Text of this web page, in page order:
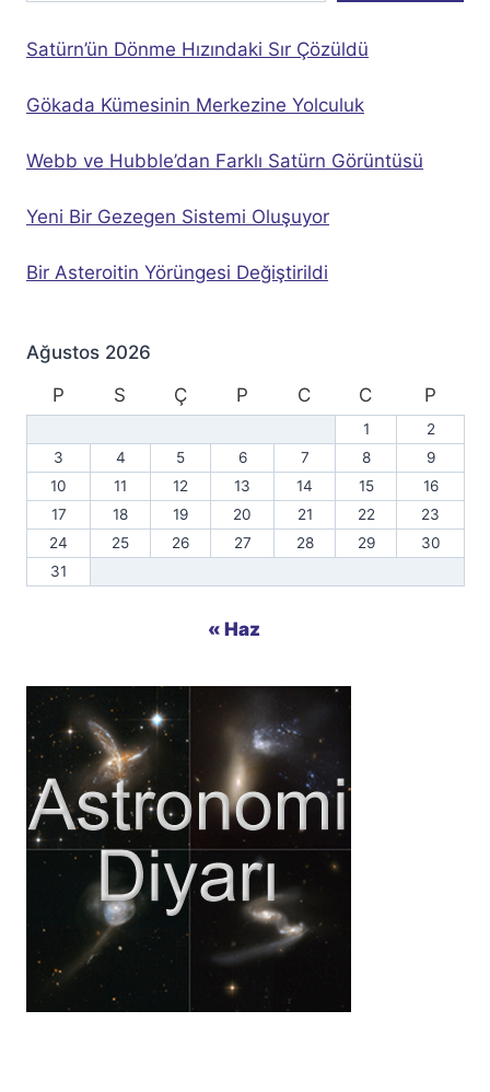
Satürn’ün Dönme Hızındaki Sır Çözüldü
Gökada Kümesinin Merkezine Yolculuk
Webb ve Hubble’dan Farklı Satürn Görüntüsü
Yeni Bir Gezegen Sistemi Oluşuyor
Bir Asteroitin Yörüngesi Değiştirildi
Ağustos 2026
P
S Ç P C C P
1
2
3
4 5 6 7 8
9
10
11 12 13 14 15
16
17
18 19 20 21 22
23
24
25 26 27 28 29
30
31
« Haz